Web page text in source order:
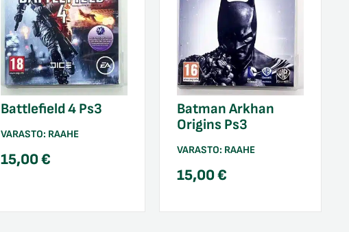
Battlefield 4 Ps3
VARASTO: RAAHE
15,00€
Batman Arkhan
Origins Ps3
VARASTO: RAAHE
15,00€